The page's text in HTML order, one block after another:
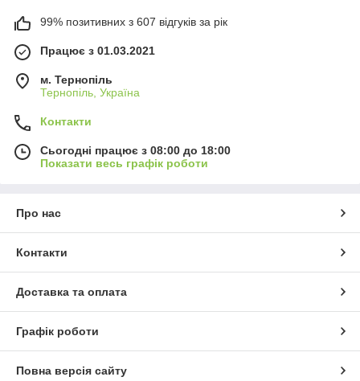
99% позитивних з 607 відгуків за рік
Працює з 01.03.2021
м. Тернопіль
Тернопіль, Україна
Контакти
Сьогодні працює з 08:00 до 18:00
Показати весь графік роботи
Про нас
Контакти
Доставка та оплата
Графік роботи
Повна версія сайту